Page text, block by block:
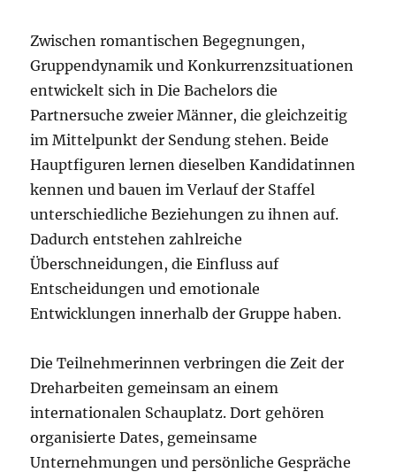
Zwischen romantischen Begegnungen,
Gruppendynamik und Konkurrenzsituationen
entwickelt sich in Die Bachelors die
Partnersuche zweier Männer, die gleichzeitig
im Mittelpunkt der Sendung stehen. Beide
Hauptfiguren lernen dieselben Kandidatinnen
kennen und bauen im Verlauf der Staffel
unterschiedliche Beziehungen zu ihnen auf.
Dadurch entstehen zahlreiche
Überschneidungen, die Einfluss auf
Entscheidungen und emotionale
Entwicklungen innerhalb der Gruppe haben.
Die Teilnehmerinnen verbringen die Zeit der
Dreharbeiten gemeinsam an einem
internationalen Schauplatz. Dort gehören
organisierte Dates, gemeinsame
Unternehmungen und persönliche Gespräche